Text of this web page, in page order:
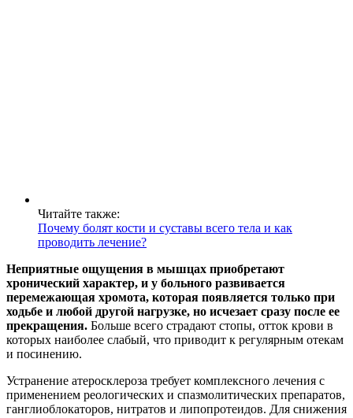
Читайте также:
Почему болят кости и суставы всего тела и как
проводить лечение?
Неприятные ощущения в мышцах приобретают
хронический характер, и у больного развивается
перемежающая хромота, которая появляется только при
ходьбе и любой другой нагрузке, но исчезает сразу после ее
прекращения. Больше всего страдают стопы, отток крови в
которых наиболее слабый, что приводит к регулярным отекам
и посинению.
Устранение атеросклероза требует комплексного лечения с
применением реологических и спазмолитических препаратов,
ганглиоблокаторов, нитратов и липопротеидов. Для снижения